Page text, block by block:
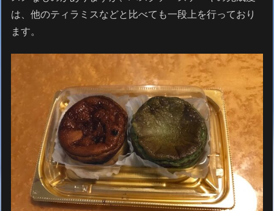
は、他のティラミスなどと比べても一段上を行っており
ます。